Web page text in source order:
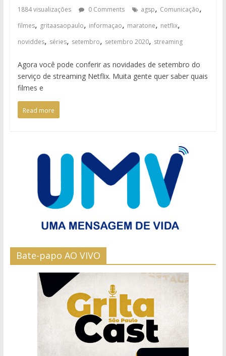
1884 visualizações
0 Comments agsp, Comunicação,
filmes, gritaasaopaulo, informaçao, maratone, netflix,
noviddes, séries, setembro, setembro 2020, streaming
Agora você pode conferir as novidades de setembro do
serviço de streaming Netflix. Muita gente quer saber quais
filmes e
Read more
Bate-papo AO VIVO